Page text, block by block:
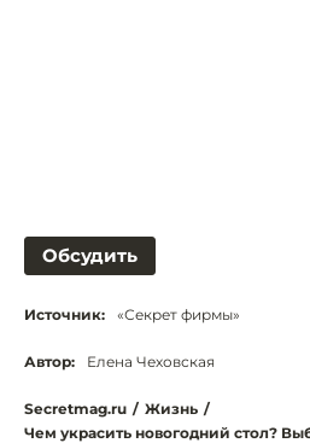
Обсудить
Источник: «Секрет фирмы»
Автор: Елена Чеховская
Secretmag.ru / Жизнь /
Чем украсить новогодний стол?